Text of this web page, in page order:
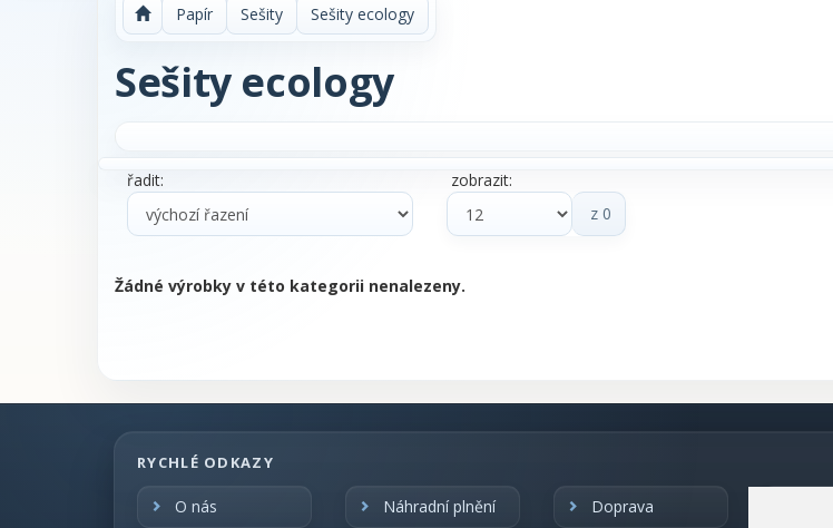
Papír Sešity Sešity ecology
Sešity ecology
řadit:
zobrazit:
z 0
Žádné výrobky v této kategorii nenalezeny.
RYCHLÉ ODKAZY
O nás Náhradní plnění Doprava